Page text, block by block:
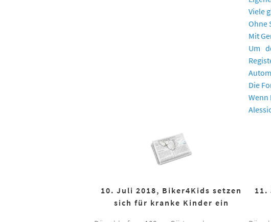
Viele
Ohne
Mit
Um
Die
Wenn
10. Juli 2018, Biker4Kids setzen
sich für kranke Kinder ein
11.